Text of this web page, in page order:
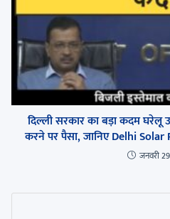
दिल्ली सरकार का बड़ा कदम घरेलू
करने पर पैसा, जानिए Delhi
जनवरी